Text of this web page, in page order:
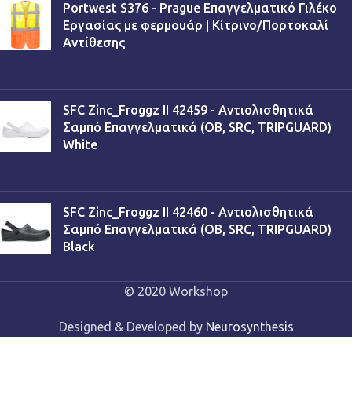
Portwest S376 - Prague Επαγγελματικό Γιλέκο
Εργασίας με φερμουάρ | Κίτρινο/Πορτοκαλί
Αντίθεσης
SFC Zinc_Froggz II 42459 - Αντιολισθητικά
Σαμπό Επαγγελματικά (OB, SRC, TRIPGUARD)
White
SFC Zinc_Froggz II 42460 - Αντιολισθητικά
Σαμπό Επαγγελματικά (OB, SRC, TRIPGUARD)
Black
© 2020 Workshop
Designed & Developed by Neurosynthesis